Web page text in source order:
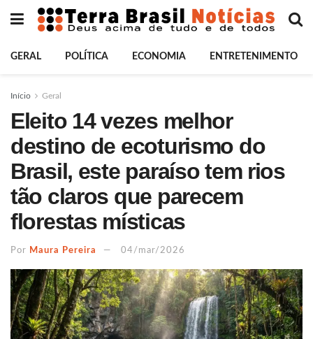
GERAL POLÍTICA ECONOMIA ENTRETENIMENTO
Início Geral
Eleito 14 vezes melhor
destino de ecoturismo do
Brasil, este paraíso tem rios
tão claros que parecem
florestas místicas
Por Maura Pereira 04/mar/2026